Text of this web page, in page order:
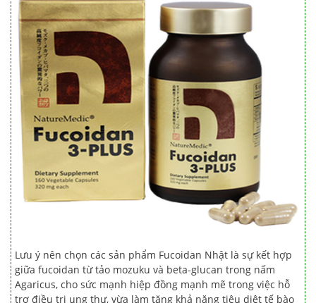
Lưu ý nên chọn các sản phẩm Fucoidan Nhật là sự kết hợp
giữa fucoidan từ tảo mozuku và beta-glucan trong nấm
Agaricus, cho sức mạnh hiệp đồng mạnh mẽ trong việc hỗ
trợ điều trị ung thư, vừa làm tăng khả năng tiêu diệt tế bào